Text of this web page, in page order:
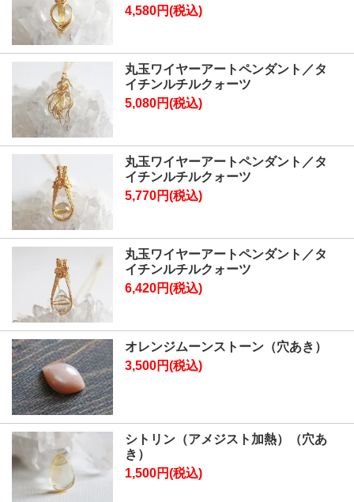
4,580円(税込)
丸玉ワイヤーアートペンダント／タ
イチンルチルクォーツ
5,080円(税込)
丸玉ワイヤーアートペンダント／タ
イチンルチルクォーツ
5,770円(税込)
丸玉ワイヤーアートペンダント／タ
イチンルチルクォーツ
6,420円(税込)
オレンジムーンストーン（穴あき）
3,500円(税込)
シトリン（アメジスト加熱）（穴あ
き）
1,500円(税込)